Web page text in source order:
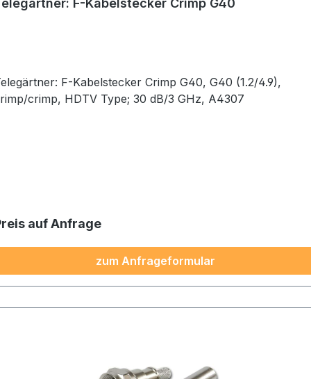
F-Kabelstecker Crimp G40
F-Kabelstecker Crimp G40, G40 (1.2/4.9),
crimp, HDTV Type; 30 dB/3 GHz, A4307
auf Anfrage
zum Anfrageformular